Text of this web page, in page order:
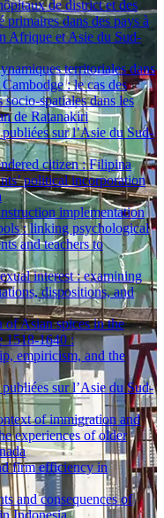
de district et des
primaires dans des pays à
Afrique et Asie du Sud-
territoriales dans
: le cas des
socio-spatiales dans les
de Ratanakiri
sur l’Asie du Sud-
citizen : Filipina
political incorporation
implementation
: linking psychological
and teachers to
interest : examining
dispositions, and
of Asian spices in the
1518-1640 :
empiricism, and the
sur l’Asie du Sud-
of immigration and
experiences of older
firm efficiency in
and consequences of